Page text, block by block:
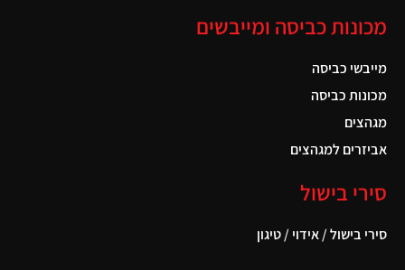
מכונות כביסה ומייבשים
מייבשי כביסה
מכונות כביסה
מגהצים
אביזרים למגהצים
סירי בישול
סירי בישול / אידוי / טיגון